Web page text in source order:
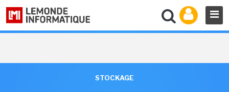
STOCKAGE